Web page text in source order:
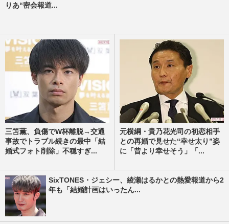
りあ“密会報道...
三笘薫、負傷でW杯離脱→交通
事故でトラブル続きの最中「結
婚式フォト削除」不穏すぎ...
元横綱・貴乃花光司の初恋相手
との再婚で見せた“幸せ太り”姿
に「昔より幸せそう」「...
SixTONES・ジェシー、綾瀬はるかとの熱愛報道から2
年も「結婚計画はいったん...